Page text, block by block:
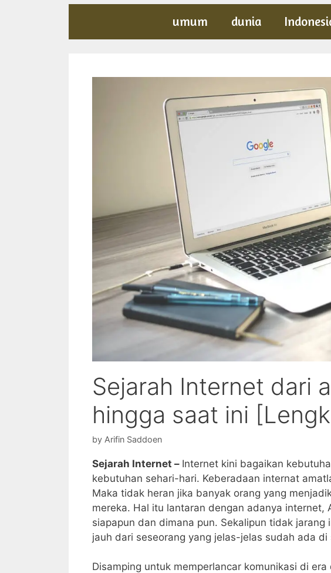
umum dunia
Sejarah Internet dari
hingga saat ini
by Arifin Saddoen
Sejarah Internet – Internet kini bagaikan
kebutuhan sehari-hari. Keberadaan internat
Maka tidak heran jika banyak orang yang
mereka. Hal itu lantaran dengan adanya
siapapun dan dimana pun. Sekalipun tidak
jauh dari seseorang yang jelas-jelas sudah ada di
Disamping untuk memperlancar komunikasi di